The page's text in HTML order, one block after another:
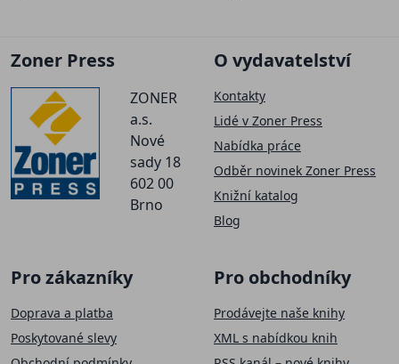
Zoner Press
ZONER
a.s.
Nové
sady 18
602 00
Brno
O vydavatelství
Kontakty
Lidé v Zoner Press
Nabídka práce
Odběr novinek Zoner Press
Knižní katalog
Blog
Pro zákazníky
Doprava a platba
Poskytované slevy
Pro obchodníky
Prodávejte naše knihy
XML s nabídkou knih